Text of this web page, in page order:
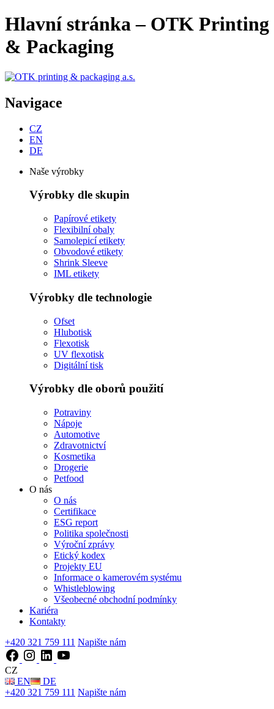
Hlavní stránka – OTK Printing
& Packaging
Navigace
CZ
EN
DE
Naše výrobky
Výrobky dle skupin
Papírové etikety
Flexibilní obaly
Samolepicí etikety
Obvodové etikety
Shrink Sleeve
IML etikety
Výrobky dle technologie
Ofset
Hlubotisk
Flexotisk
UV flexotisk
Digitální tisk
Výrobky dle oborů použití
Potraviny
Nápoje
Automotive
Zdravotnictví
Kosmetika
Drogerie
Petfood
O nás
O nás
Certifikace
ESG report
Politika společnosti
Výroční zprávy
Etický kodex
Projekty EU
Informace o kamerovém systému
Whistleblowing
Všeobecné obchodní podmínky
Kariéra
Kontakty
+420 321 759 111 Napište nám
CZ
EN
DE
+420 321 759 111 Napište nám